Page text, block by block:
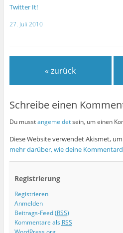
Twitter It!
27. Juli 2010
« zurück
Schreibe einen
Du musstangemeldetsein, um einen
Diese Website verwendet Akismet,
mehr darüber, wie deine
Registrierung
Registrieren
Anmelden
Beitrags-Feed (RSS)
Kommentare als RSS